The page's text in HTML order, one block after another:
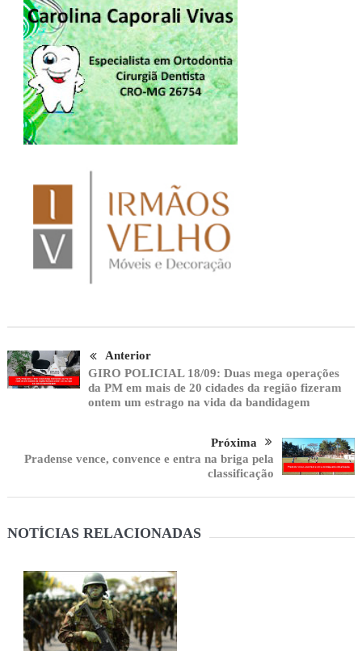
Anterior
GIRO POLICIAL 18/09: Duas mega operações
da PM em mais de 20 cidades da região fizeram
ontem um estrago na vida da bandidagem
Próxima
Pradense vence, convence e entra na briga pela
classificação
NOTÍCIAS RELACIONADAS